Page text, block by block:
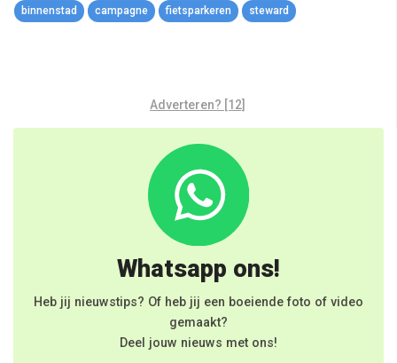
binnenstad campagne fietsparkeren steward
Adverteren? [12]
Whatsapp ons!
Heb jij nieuwstips? Of heb jij een boeiende foto of video
gemaakt?
Deel jouw nieuws met ons!